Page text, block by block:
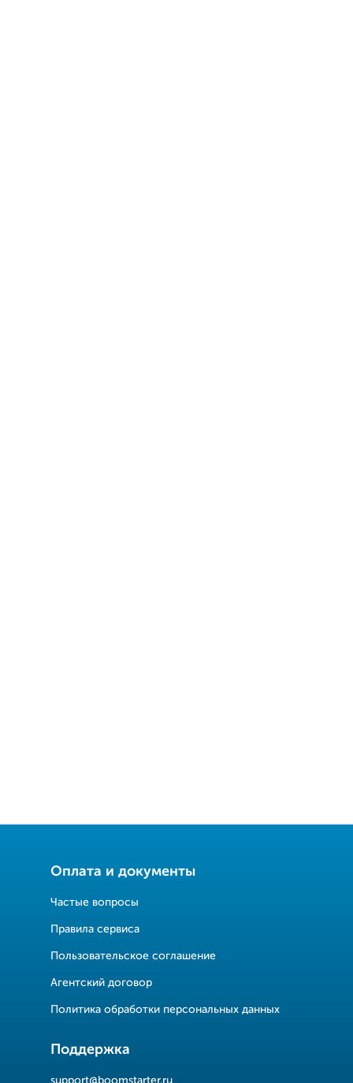
Оплата и документы
Частые вопросы
Правила сервиса
Пользовательское соглашение
Агентский договор
Политика обработки персональных данных
Поддержка
support@boomstarter.ru